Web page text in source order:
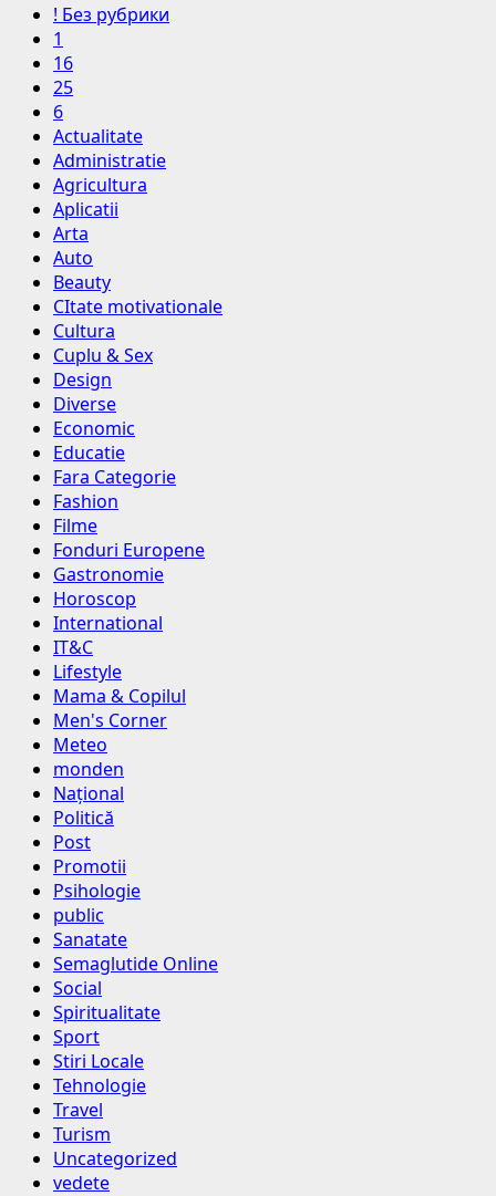
! Без рубрики
1
16
25
6
Actualitate
Administratie
Agricultura
Aplicatii
Arta
Auto
Beauty
CItate motivationale
Cultura
Cuplu & Sex
Design
Diverse
Economic
Educatie
Fara Categorie
Fashion
Filme
Fonduri Europene
Gastronomie
Horoscop
International
IT&C
Lifestyle
Mama & Copilul
Men's Corner
Meteo
monden
Național
Politică
Post
Promotii
Psihologie
public
Sanatate
Semaglutide Online
Social
Spiritualitate
Sport
Stiri Locale
Tehnologie
Travel
Turism
Uncategorized
vedete